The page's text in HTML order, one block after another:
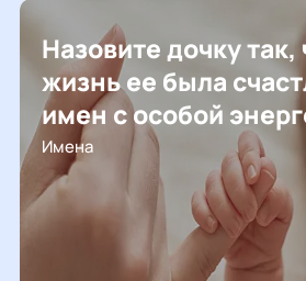
Назовите дочку так,
жизнь ее была
имен с особой
Имена